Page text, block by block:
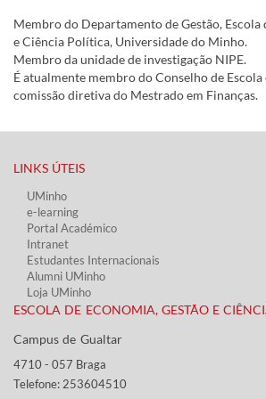
Membro do Departamento de Gestão, Escola
e Ciência Política, Universidade do Minho.
Membro da unidade de investigação NIPE.
É atualmente membro do Conselho de
comissão diretiva do Mestrado em Finanças.
LINKS ÚTEIS​
UMinho
e-learning
Portal Académico
Intranet
Estudantes Inter​​nacionais
Alumni UMinho
Loja UMinho
ESCOLA DE ECONOMIA, GESTÃO E
Campus de Gualtar ​​
4710 - ​057 Braga
Telefone: 253604510​​